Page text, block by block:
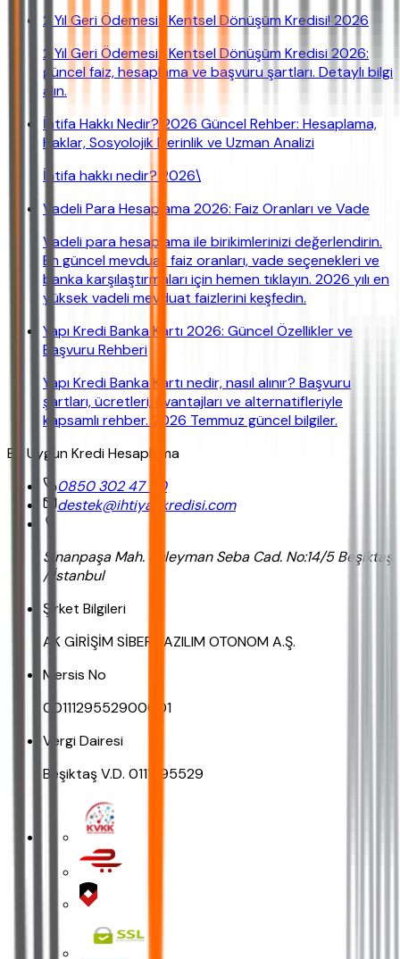
2 Yıl Geri Ödemesiz Kentsel Dönüşüm Kredisi! 2026
2 Yıl Geri Ödemesiz Kentsel Dönüşüm Kredisi 2026:
güncel faiz, hesaplama ve başvuru şartları. Detaylı bilgi
alın.
İntifa Hakkı Nedir? 2026 Güncel Rehber: Hesaplama,
Haklar, Sosyolojik Derinlik ve Uzman Analizi
İntifa hakkı nedir? 2026\
Vadeli Para Hesaplama 2026: Faiz Oranları ve Vade
Vadeli para hesaplama ile birikimlerinizi değerlendirin.
En güncel mevduat faiz oranları, vade seçenekleri ve
banka karşılaştırmaları için hemen tıklayın. 2026 yılı en
yüksek vadeli mevduat faizlerini keşfedin.
Yapı Kredi Banka Kartı 2026: Güncel Özellikler ve
Başvuru Rehberi
Yapı Kredi Banka Kartı nedir, nasıl alınır? Başvuru
şartları, ücretleri, avantajları ve alternatifleriyle
kapsamlı rehber. 2026 Temmuz güncel bilgiler.
En Uygun Kredi Hesaplama
0850 302 47 90
destek@ihtiyackredisi.com
Sinanpaşa Mah. Süleyman Seba Cad. No:14/5 Beşiktaş
/ İstanbul
Şirket Bilgileri
AK GİRİŞİM SİBER YAZILIM OTONOM A.Ş.
Mersis No
0011129552900001
Vergi Dairesi
Beşiktaş V.D. 0111295529